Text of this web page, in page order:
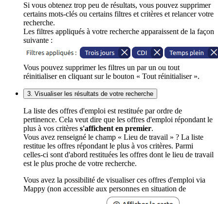
Si vous obtenez trop peu de résultats, vous pouvez supprimer
certains mots-clés ou certains filtres et critères et relancer votre
recherche.
Les filtres appliqués à votre recherche apparaissent de la façon
suivante :
Vous pouvez supprimer les filtres un par un ou tout
réinitialiser en cliquant sur le bouton « Tout réinitialiser ».
3. Visualiser les résultats de votre recherche
La liste des offres d'emploi est restituée par ordre de
pertinence. Cela veut dire que les offres d'emploi répondant le
plus à vos critères s'affichent en premier.
Vous avez renseigné le champ « Lieu de travail » ? La liste
restitue les offres répondant le plus à vos critères. Parmi
celles-ci sont d'abord restituées les offres dont le lieu de travail
est le plus proche de votre recherche.
Vous avez la possibilité de visualiser ces offres d'emploi via
Mappy (non accessible aux personnes en situation de